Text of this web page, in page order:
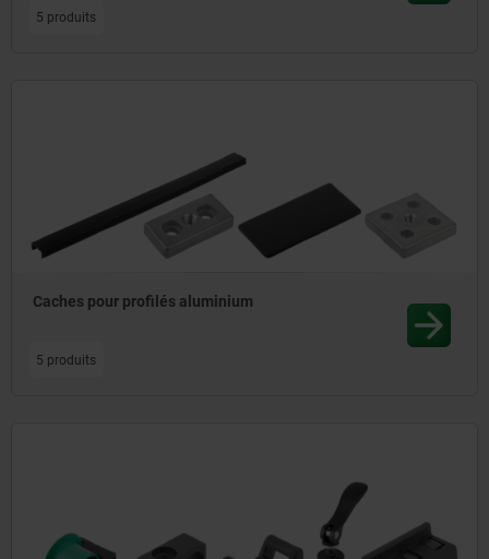
5 produits
Caches pour profilés aluminium
5 produits